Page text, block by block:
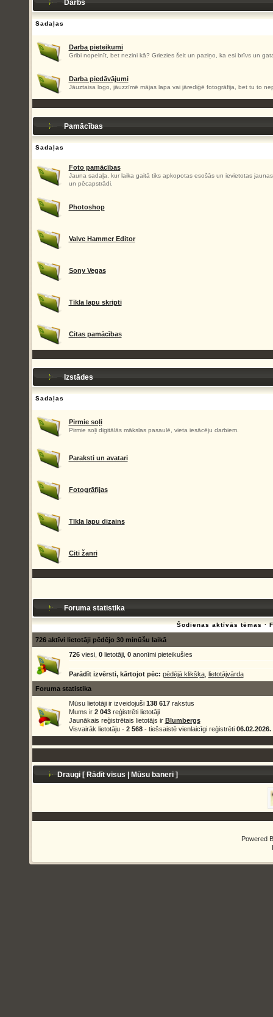
Darbs
Sadaļas
Darba pieteikumi
Gribi nopelnīt, bet nezini kā? Griezies šeit un paziņo, ka esi brīvs un
Darba piedāvājumi
Jāuztaisa logo, jāuzzīmē mājas lapa vai jārediģē fotogrāfija, bet tu to
Pamācības
Sadaļas
Foto pamācības
Jauna sadaļa, kur laika gaitā tiks apkopotas esošās un ievietotas
un pēcapstrādi.
Photoshop
Valve Hammer Editor
Sony Vegas
Tīkla lapu skripti
Citas pamācības
Izstādes
Sadaļas
Pirmie soļi
Pirmie soļi digitālās mākslas pasaulē, vieta iesācēju darbiem.
Paraksti un avatari
Fotogrāfijas
Tīkla lapu dizains
Citi žanri
Foruma statistika
Šodienas aktīvās tēmas·
726 aktīvi lietotāji pēdējo 30 minūšu laikā
726viesi, 0lietotāji, 0anonīmi pieteikušies
Parādīt izvērsti, kārtojot pēc: pēdējā klikšķa, lietotājvārda
Foruma statistika
Mūsu lietotāji ir izveidojuši 138 617rakstus
Mums ir 2 043reģistrēti lietotāji
Jaunākais reģistrētais lietotājs ir Blumbergs
Visvairāk lietotāju - 2 568- tiešsaistē vienlaicīgi reģistrēti 06.02.2026.
Draugi [ Rādīt visus Mūsu baneri]
Powered